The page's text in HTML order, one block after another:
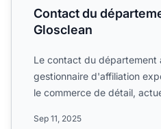
Contact du
Glosclean
Le contact du département
gestionnaire d'affiliation
le commerce de détail,
Sep 11, 2025